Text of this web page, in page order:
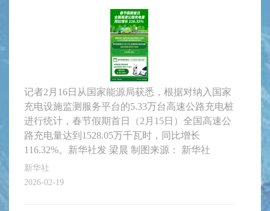
记者2月16日从国家能源局获悉，根据对纳入国家
充电设施监测服务平台的5.33万台高速公路充电桩
进行统计，春节假期首日（2月15日）全国高速公
路充电量达到1528.05万千瓦时，同比增长
116.32%。新华社发 梁晨 制图来源： 新华社
新华社
2026-02-19